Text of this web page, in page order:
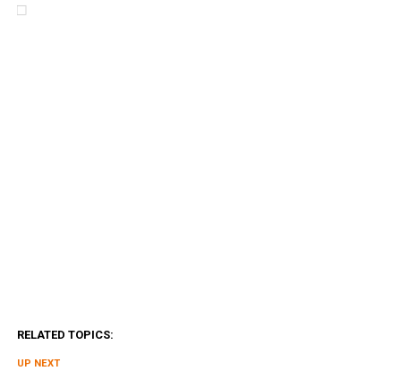
RELATED TOPICS:
UP NEXT